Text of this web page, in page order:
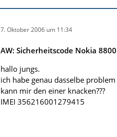
7. Oktober 2006 um 11:34
AW: Sicherheitscode Nokia 8800
hallo jungs.
ich habe genau dasselbe
kann mir den einer knacken???
IMEI 356216001279415